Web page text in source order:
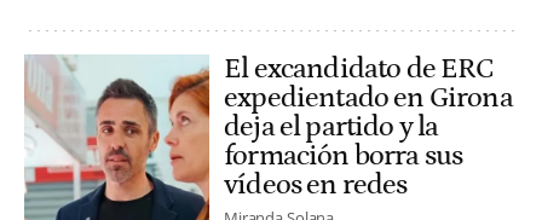
El excandidato de ERC
expedientado en Girona
deja el partido y la
formación borra sus
vídeos en redes